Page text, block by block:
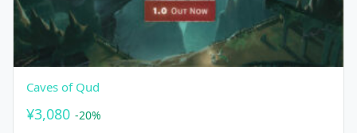
Caves of Qud
¥3,080 -20%